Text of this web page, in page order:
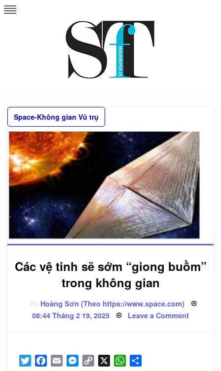
Skip
to
Space-Không gian Vũ trụ
Các vệ tinh sẽ sớm “giong buồm”
trong không gian
Hoàng Sơn (Theo https://www.space.com)
Posted
on
08:44 Tháng 2 19, 2025 Leave a Commenton
Các
TwitterFacebook
Email Messenger
Copy
WhatsApp